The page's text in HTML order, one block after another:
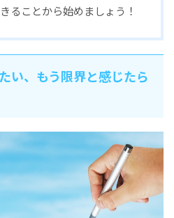
ることから始めましょう！
い、もう限界と感じたら